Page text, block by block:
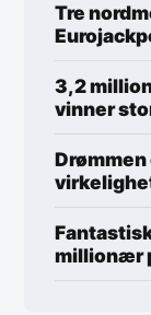
Tre
3,2
vinner
millionær